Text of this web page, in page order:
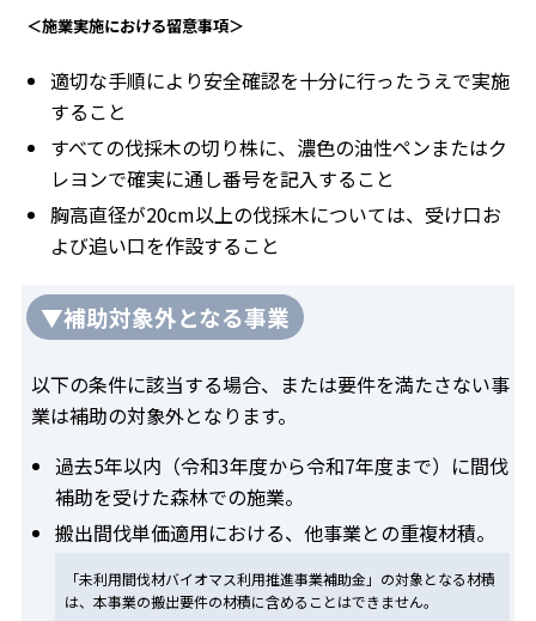
＜施業実施における留意事項＞
適切な手順により安全確認を十分に行ったうえで実施
すること
すべての伐採木の切り株に、濃色の油性ペンまたはク
レヨンで確実に通し番号を記入すること
胸高直径が20cm以上の伐採木については、受け口お
よび追い口を作設すること
▼補助対象外となる事業
以下の条件に該当する場合、または要件を満たさない事
業は補助の対象外となります。
過去5年以内（令和3年度から令和7年度まで）に間伐
補助を受けた森林での施業。
搬出間伐単価適用における、他事業との重複材積。
「未利用間伐材バイオマス利用推進事業補助金」の対象となる材積
は、本事業の搬出要件の材積に含めることはできません。